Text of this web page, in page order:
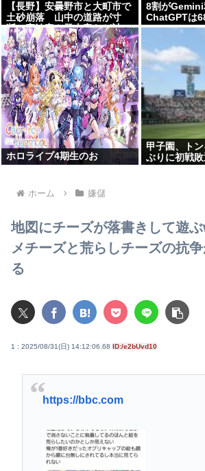
【長野】安曇野市と大町市で
土砂崩落 山中の道路が寸
断 宿泊客や登山客など計
400人近くが孤立か 土石流
で橋が流されたとの情報も
8割がGemini
ChatGPTは
ホロライブ4期生のお
甲子園、ト
ぶりに初戦敗
ホーム 嫌儲
地図にチーズが落書きして遊
メチーズと荒らしチーズの抗
る
1 : 2025/08/31(日) 14:12:06.68 ID:/e2bUvd10
https://bbc.com